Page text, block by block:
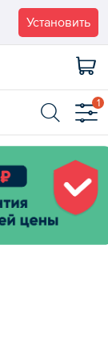
Установить
1